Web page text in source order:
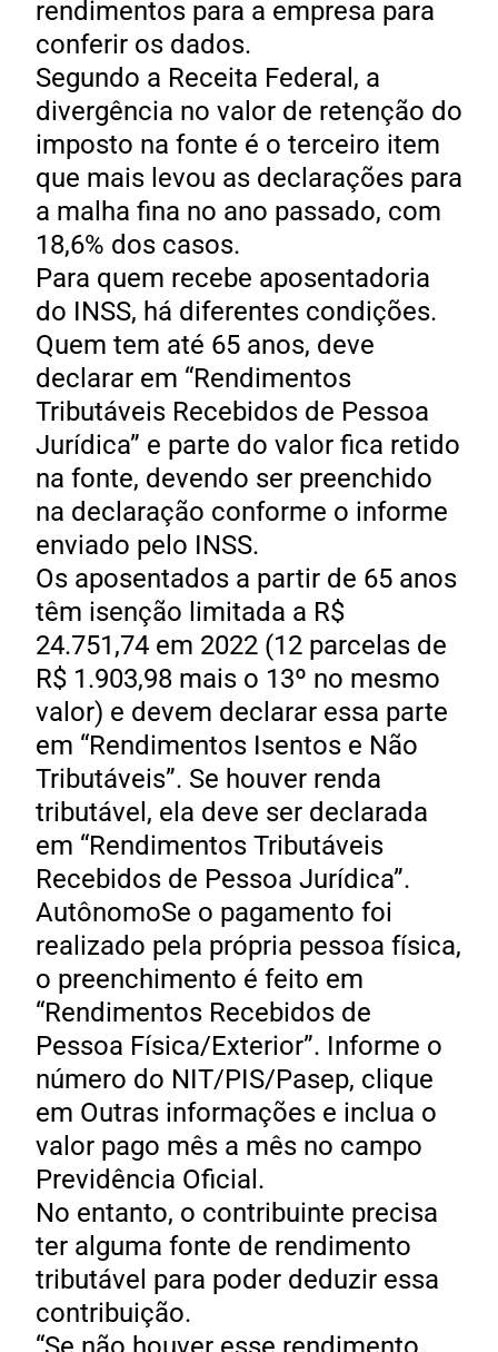
rendimentos para a empresa para
conferir os dados.
Segundo a Receita Federal, a
divergência no valor de retenção do
imposto na fonte é o terceiro item
que mais levou as declarações para
a malha fina no ano passado, com
18,6% dos casos.
Para quem recebe aposentadoria
do INSS, há diferentes condições.
Quem tem até 65 anos, deve
declarar em “Rendimentos
Tributáveis Recebidos de Pessoa
Jurídica” e parte do valor fica retido
na fonte, devendo ser preenchido
na declaração conforme o informe
enviado pelo INSS.
Os aposentados a partir de 65 anos
têm isenção limitada a R$
24.751,74 em 2022 (12 parcelas de
R$ 1.903,98 mais o 13º no mesmo
valor) e devem declarar essa parte
em “Rendimentos Isentos e Não
Tributáveis”. Se houver renda
tributável, ela deve ser declarada
em “Rendimentos Tributáveis
Recebidos de Pessoa Jurídica”.
AutônomoSe o pagamento foi
realizado pela própria pessoa física,
o preenchimento é feito em
“Rendimentos Recebidos de
Pessoa Física/Exterior”. Informe o
número do NIT/PIS/Pasep, clique
em Outras informações e inclua o
valor pago mês a mês no campo
Previdência Oficial.
No entanto, o contribuinte precisa
ter alguma fonte de rendimento
tributável para poder deduzir essa
contribuição.